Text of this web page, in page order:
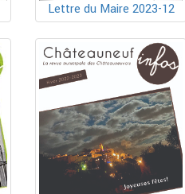
Lettre du Maire 2023-12